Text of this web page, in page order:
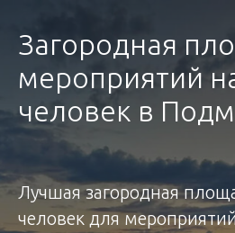
Загородная
мероприятий
человек в
Лучшая загородная
человек для